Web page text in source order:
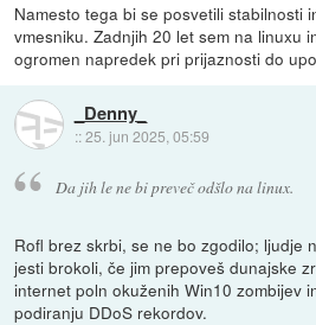
Namesto tega bi se posvetili stabilnosti
vmesniku. Zadnjih 20 let sem na linuxu
ogromen napredek pri prijaznosti do
_Denny_
::25. jun 2025, 05:59
Da jih le ne bi preveč odšlo na linux.
Rofl brez skrbi, se ne bo zgodilo; ljudje
jesti brokoli, če jim prepoveš dunajske
internet poln okuženih Win10 zombijev
podiranju DDoS rekordov.